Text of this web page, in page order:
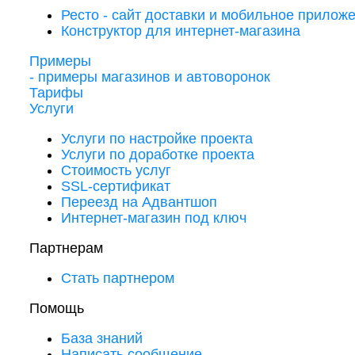
Ресто - сайт доставки и мобильное
Конструктор для интернет-магазина
Примеры
- примеры магазинов и автоворонок
Тарифы
Услуги
Услуги по настройке проекта
Услуги по доработке проекта
Стоимость услуг
SSL-сертификат
Переезд на Адвантшоп
Интернет-магазин под ключ
Партнерам
Стать партнером
Помощь
База знаний